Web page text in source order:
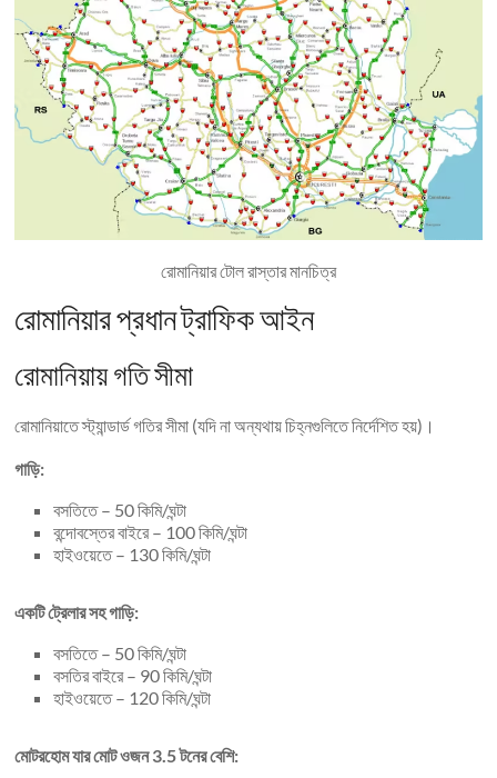
রোমানিয়ার টোল রাস্তার মানচিত্র
রোমানিয়ার প্রধান ট্রাফিক আইন
রোমানিয়ায় গতি সীমা
রোমানিয়াতে স্ট্যান্ডার্ড গতির সীমা (যদি না অন্যথায় চিহ্নগুলিতে নির্দেশিত হয়)।
গাড়ি:
বসতিতে – 50 কিমি/ঘন্টা
বন্দোবস্তের বাইরে – 100 কিমি/ঘন্টা
হাইওয়েতে – 130 কিমি/ঘন্টা
একটি ট্রেলার সহ গাড়ি:
বসতিতে – 50 কিমি/ঘন্টা
বসতির বাইরে – 90 কিমি/ঘন্টা
হাইওয়েতে – 120 কিমি/ঘন্টা
মোটরহোম যার মোট ওজন 3.5 টনের বেশি: